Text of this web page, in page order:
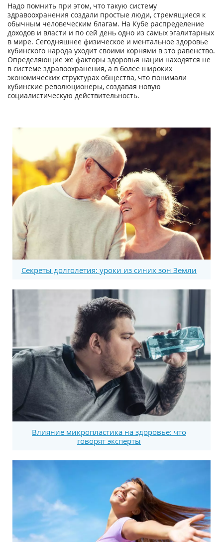
Надо помнить при этом, что такую систему
здравоохранения создали простые люди, стремящиеся к
обычным человеческим благам. На Кубе распределение
доходов и власти и по сей день одно из самых эгалитарных
в мире. Сегодняшнее физическое и ментальное здоровье
кубинского народа уходит своими корнями в это равенство.
Определяющие же факторы здоровья нации находятся не
в системе здравоохранения, а в более широких
экономических структурах общества, что понимали
кубинские революционеры, создавая новую
социалистическую действительность.
Секреты долголетия: уроки из синих зон Земли
Влияние микропластика на здоровье: что
говорят эксперты